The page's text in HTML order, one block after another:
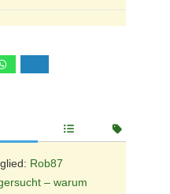
Rob87
– warum